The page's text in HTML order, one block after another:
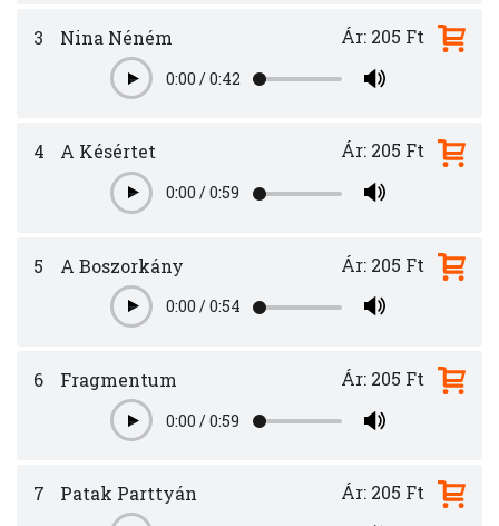
3 Nina Néném
Play0:00 /0:42
Ár: 205 Ft
4 A Késértet
Play0:00 /0:59
Ár: 205 Ft
5 A Boszorkány
Play0:00 /0:54
Ár: 205 Ft
6 Fragmentum
Play0:00 /0:59
Ár: 205 Ft
7 Patak Parttyán Ár: 205 Ft